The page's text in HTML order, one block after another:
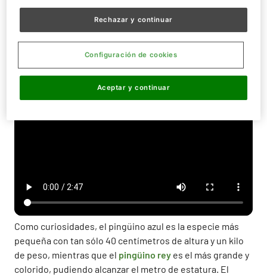
realidad aletas con huesos y articulaciones rígidas. Las
patas, situadas muy atrás en el cuerpo, actúan como
se alimentan principalmente de krill, peces pequeños y
Como curiosidades, el pingüino azul es la especie más
pequeña con tan sólo 40 centímetros de altura y un kilo
de peso, mientras que el pingüino rey es el más grande y
colorido, pudiendo alcanzar el metro de estatura. El
Rechazar y continuar
Aceptar y continuar
Configuración de cookies